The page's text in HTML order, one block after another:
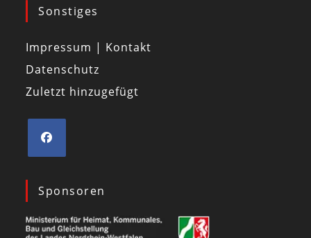
Sonstiges
Impressum | Kontakt
Datenschutz
Zuletzt hinzugefügt
Sponsoren